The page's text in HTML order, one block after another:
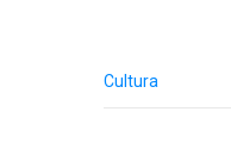
Cultura